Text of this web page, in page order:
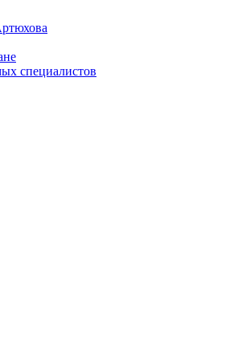
специалистов